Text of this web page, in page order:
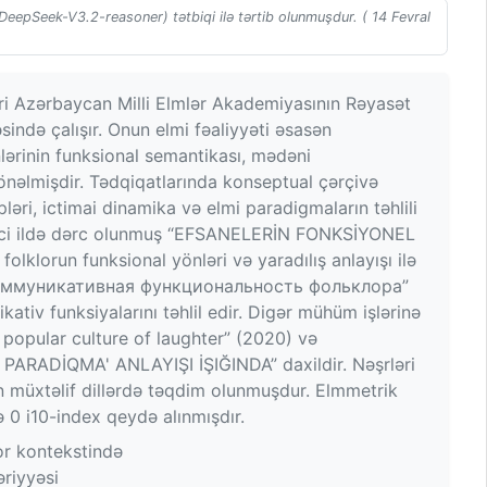
V3.2-reasoner) tətbiqi ilə tərtib olunmuşdur. ( 14 Fevral
Milli Elmlər Akademiyasının Rəyasət
çalışır. Onun elmi fəaliyyəti əsasən
funksional semantikası, mədəni
Tədqiqatlarında konseptual çərçivə
ictimai dinamika və elmi paradigmaların təhlili
dərc olunmuş “EFSANELERİN FONKSİYONEL
funksional yönləri və yaradılış anlayışı ilə
функциональность фольклора”
funksiyalarını təhlil edir. Digər mühüm işlərinə
culture of laughter” (2020) və
ANLAYIŞI İŞIĞINDA” daxildir. Nəşrləri
dillərdə təqdim olunmuşdur. Elmmetrik
i10-index qeydə alınmışdır.
kontekstində